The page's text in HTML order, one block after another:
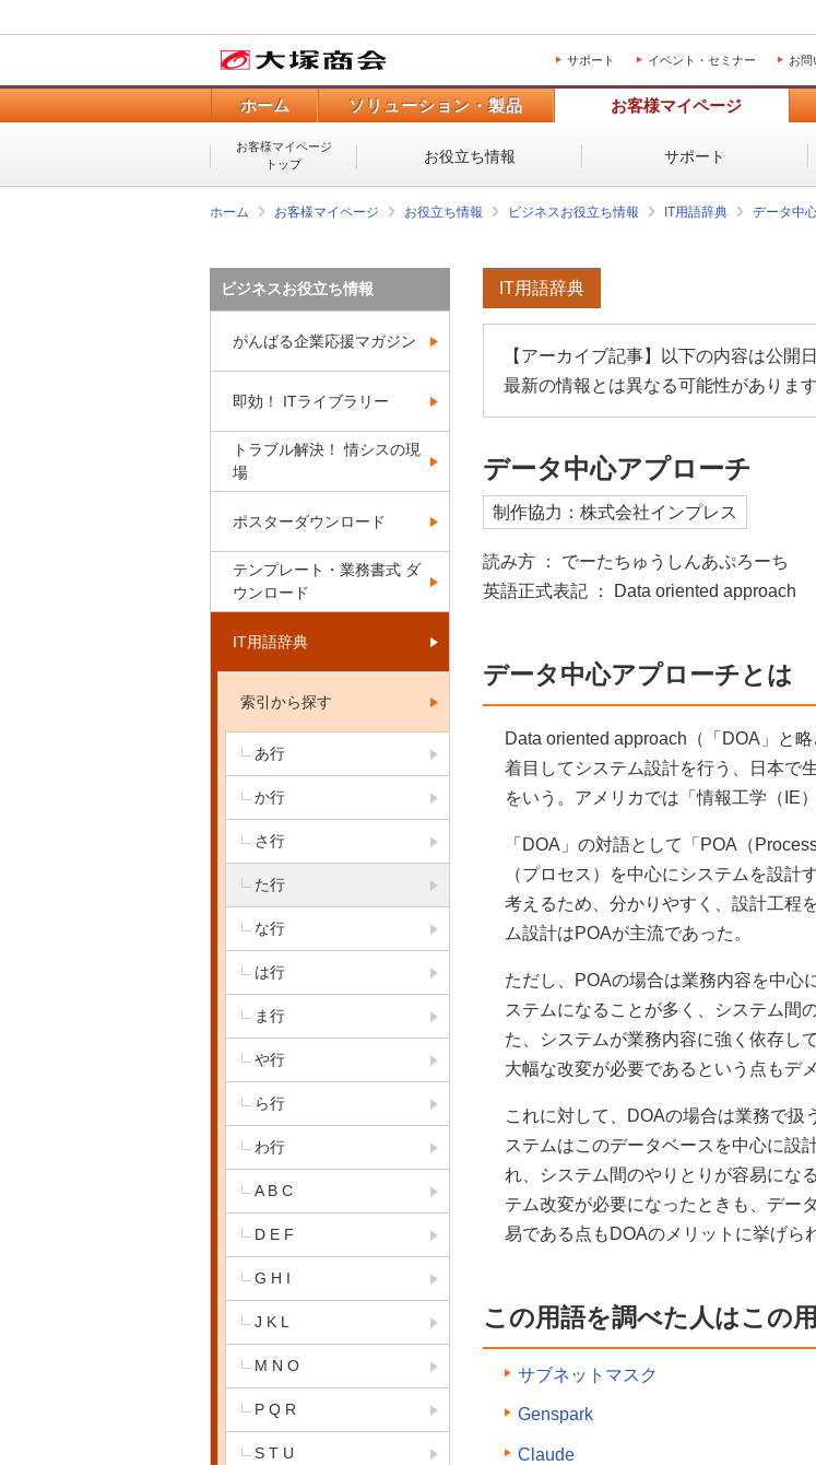
サポート イベント・セミナー お問
ホーム ソリューション・製品 お客様マイページ
お客様マイページ
トップ
お役立ち情報 サポート
ホーム お客様マイページ お役立ち情報 ビジネスお役立ち情報 IT用語辞典 データ中
IT用語辞典
【アーカイブ記事】以下の内容は公開
最新の情報とは異なる可能性がありま
データ中心アプローチ
制作協力：株式会社インプレス
読み方 ： でーたちゅうしんあぷろーち
英語正式表記 ： Data oriented approach
データ中心アプローチとは
Data oriented approach（「DOA」と
着目してシステム設計を行う、日本で
をいう。アメリカでは「情報工学（IE
「DOA」の対語として「POA（
（プロセス）を中心にシステムを設
考えるため、分かりやすく、設計工程
ム設計はPOAが主流であった。
ただし、POAの場合は業務内容を中心
ステムになることが多く、システム間
た、システムが業務内容に強く依存し
大幅な改変が必要であるという点もデ
これに対して、DOAの場合は業務で扱
ステムはこのデータベースを中心に設
れ、システム間のやりとりが容易にな
テム改変が必要になったときも、デー
易である点もDOAのメリットに挙げら
この用語を調べた人はこの
サブネットマスク
Genspark
Claude
ビジネスお役立ち情報
がんばる企業応援マガジン
即効！ ITライブラリー
トラブル解決！ 情シスの現
場
ポスターダウンロード
テンプレート・業務書式 ダ
ウンロード
IT用語辞典
索引から探す
あ行
か行
さ行
た行
な行
は行
ま行
や行
ら行
わ行
A B C
D E F
G H I
J K L
M N O
P Q R
S T U